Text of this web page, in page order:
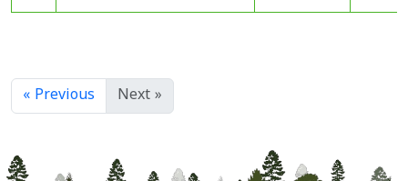
« Previous Next »